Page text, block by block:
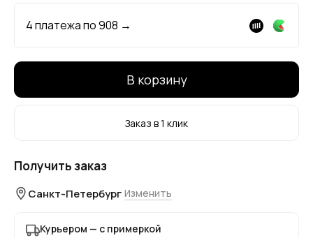
4 платежа по908 →
В корзину
Заказ в 1 клик
Получить заказ
Санкт-Петербург Изменить
Курьером — с примеркой